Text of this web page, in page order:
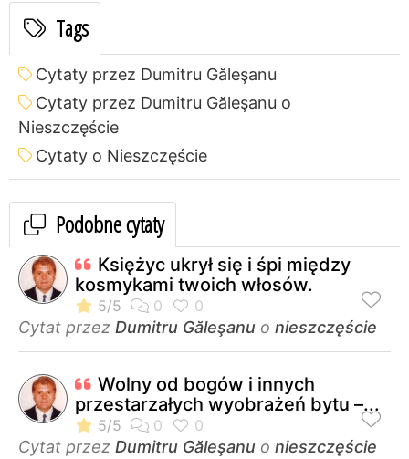
Tags
Cytaty przez Dumitru Găleşanu
Cytaty przez Dumitru Găleşanu o
Nieszczęście
Cytaty o Nieszczęście
Podobne cytaty
Księżyc ukrył się i śpi między
kosmykami twoich włosów.
Cytat przez Dumitru Găleşanu o nieszczęście
Wolny od bogów i innych
przestarzałych wyobrażeń bytu –...
Cytat przez Dumitru Găleşanu o nieszczęście